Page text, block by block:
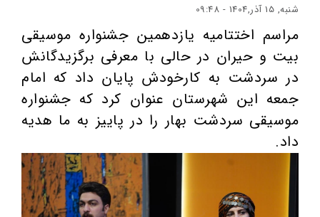
شنبه, 15 آذر,1404 - 09:48
مراسم اختتامیه یازدهمین جشنواره موسیقی
بیت و حیران در حالی با معرفی برگزیدگانش
در سردشت به کارخودش پایان داد که امام
جمعه این شهرستان عنوان کرد که جشنواره
موسیقی سردشت بهار را در پاییز به ما هدیه
داد.